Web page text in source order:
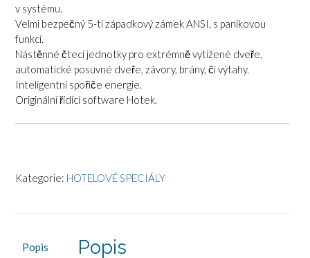
v systému.
Velmi bezpečný 5-ti západkový zámek ANSI, s panikovou
funkcí.
Nástěnné čtecí jednotky pro extrémně vytížené dveře,
automatické posuvné dveře, závory, brány, či výtahy.
Inteligentní spořiče energie.
Originální řídící software Hotek.
Kategorie: HOTELOVÉ SPECIÁLY
Popis Popis